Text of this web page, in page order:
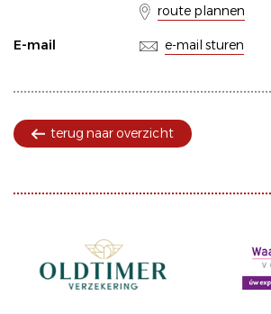
route plannen
E-mail e-mail sturen
terug naar overzicht